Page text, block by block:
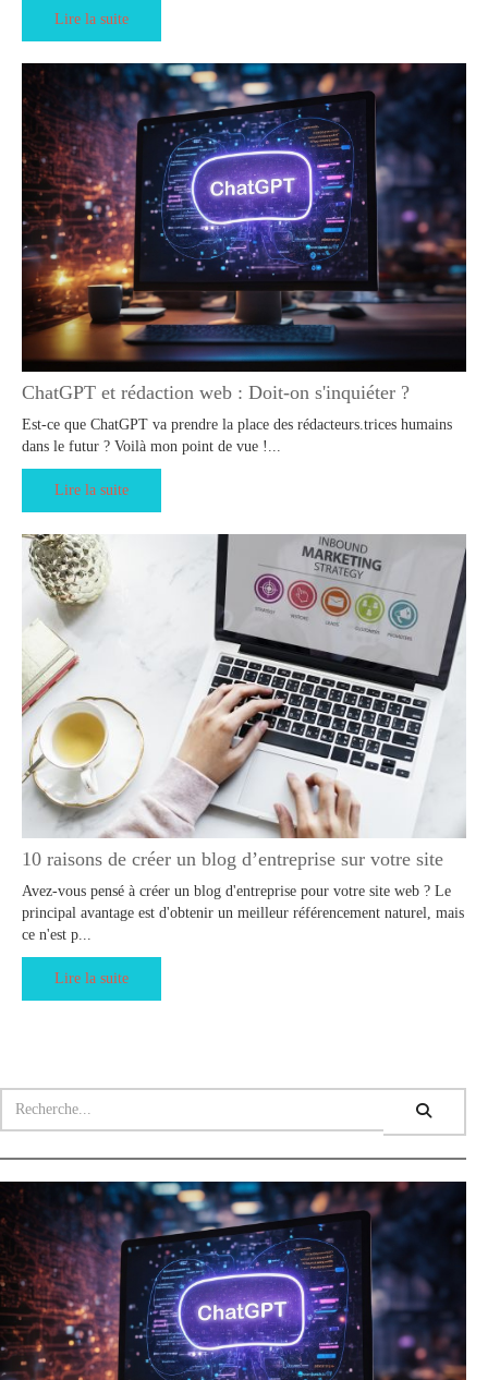
Lire la suite
ChatGPT et rédaction web : Doit-on s'inquiéter ?
Est-ce que ChatGPT va prendre la place des rédacteurs.trices humains
dans le futur ? Voilà mon point de vue !...
Lire la suite
10 raisons de créer un blog d’entreprise sur votre site
Avez-vous pensé à créer un blog d'entreprise pour votre site web ? Le
principal avantage est d'obtenir un meilleur référencement naturel, mais
ce n'est p...
Lire la suite